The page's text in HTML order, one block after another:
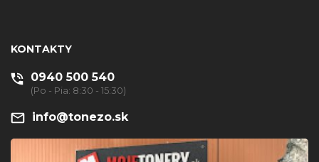
KONTAKTY
0940 500 540
(Po - Pia: 8:30 - 15:30)
info@tonezo.sk